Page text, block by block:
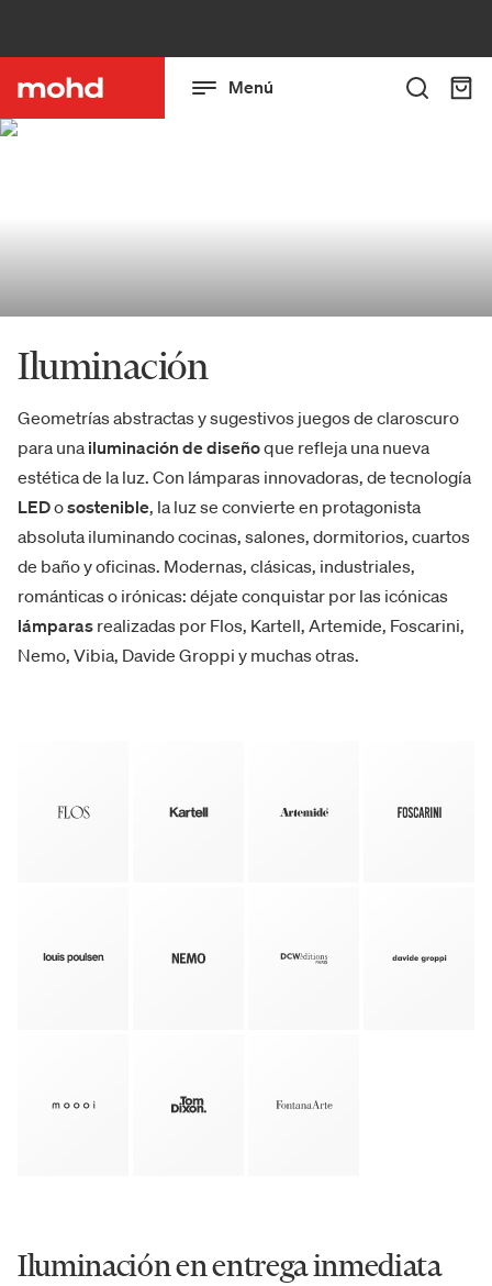
Menú
Iluminación
Geometrías abstractas y sugestivos juegos de claroscuro
para una iluminación de diseñoque refleja una nueva
estética de la luz. Con lámparas innovadoras, de tecnología
LEDosostenible, la luz se convierte en protagonista
absoluta iluminando cocinas, salones, dormitorios, cuartos
de baño y oficinas. Modernas, clásicas, industriales,
románticas o irónicas: déjate conquistar por las icónicas
lámparas realizadas por Flos, Kartell, Artemide, Foscarini,
Nemo, Vibia, Davide Groppi y muchas otras.
Iluminación en entrega inmediata